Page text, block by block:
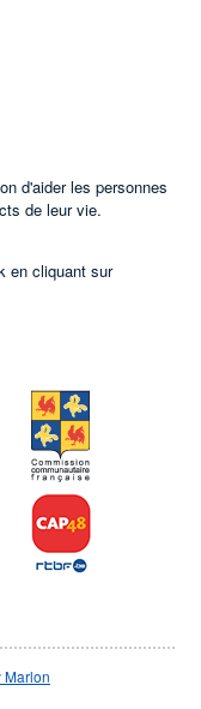
d'aider les personnes
de leur vie.
en cliquant sur
Marlon